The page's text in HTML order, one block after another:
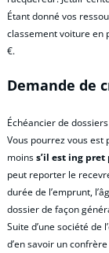
Étant donné vos
classement voiture en
€.
Demande de
Échéancier de
Vous pourrez vous est
moinss’il est ing
peut reporter le
durée de l’emprunt,
dossier de façon
Suite d’une société
d’en savoir un